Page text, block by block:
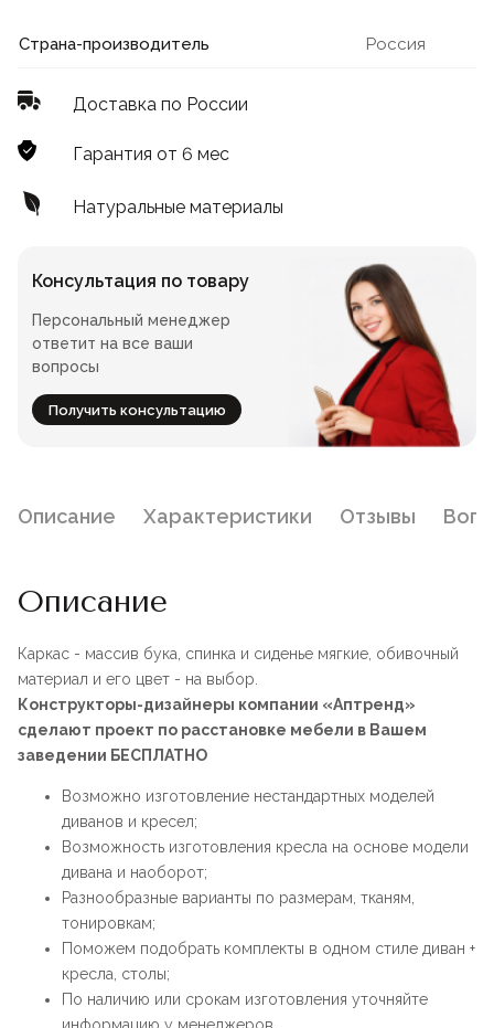
Страна-производитель Россия
Доставка по России
Гарантия от 6 мес
Натуральные материалы
Консультация по товару
Персональный менеджер
ответит на все ваши
вопросы
Получить консультацию
Описание Характеристики Отзывы
Описание
Каркас - массив бука, спинка и сиденье мягкие, обивочный
материал и его цвет - на выбор.
Конструкторы-дизайнеры компании «Аптренд»
сделают проект по расстановке мебели в Вашем
заведении БЕСПЛАТНО
Возможно изготовление нестандартных моделей
диванов и кресел;
Возможность изготовления кресла на основе модели
дивана и наоборот;
Разнообразные варианты по размерам, тканям,
тонировкам;
Поможем подобрать комплекты в одном стиле диван +
кресла, столы;
По наличию или срокам изготовления уточняйте
Лофт
Квадратные
Для гостиниц
Для летнего кафе
Лофт